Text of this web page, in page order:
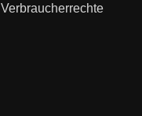
Verbraucherrechte